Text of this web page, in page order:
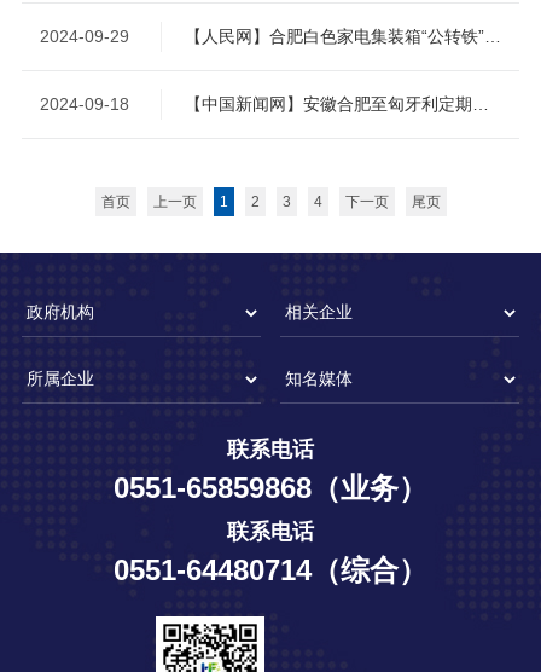
2024-09-29 【人民网】合肥白色家电集装箱“公转铁”班列首发
2024-09-18
首页 上一页 1 2 3 4 下一页 尾页
联系电话
0551-65859868（业务）
联系电话
0551-64480714（综合）